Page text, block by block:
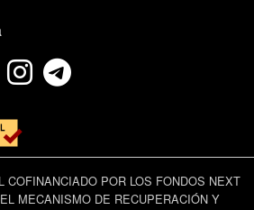
COFINANCIADO POR LOS FONDOS NEXT
MECANISMO DE RECUPERACIÓN Y